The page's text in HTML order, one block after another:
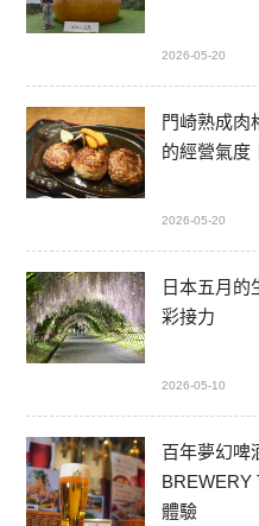
2026-05-20
門崎熟成肉
的經營氣度
2026-05-20
日本五月的
彩接力
2026-05-10
百年夢幻啤
BREWERY
體驗